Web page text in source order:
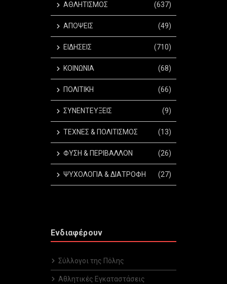
ΑΘΛΗΤΙΣΜΟΣ (637)
ΑΠΟΨΕΙΣ (49)
ΕΙΔΗΣΕΙΣ (710)
ΚΟΙΝΩΝΙΑ (68)
ΠΟΛΙΤΙΚΗ (66)
ΣΥΝΕΝΤΕΥΞΕΙΣ (9)
ΤΕΧΝΕΣ & ΠΟΛΙΤΙΣΜΟΣ (13)
ΦΥΣΗ & ΠΕΡΙΒΑΛΛΟΝ (26)
ΨΥΧΟΛΟΓΙΑ & ΔΙΑΤΡΟΦΗ (27)
Ενδιαφέρουν
Σύλλογοι της Πόλης
Αθλητικές Εγκαταστάσεις